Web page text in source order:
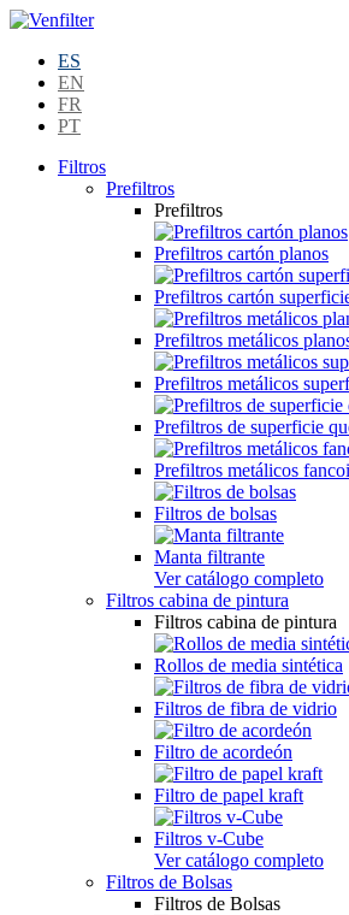
ES
EN
FR
PT
Filtros
Prefiltros
Prefiltros
Prefiltros cartón planos
Prefiltros cartón
Prefiltros metálicos
Prefiltros metálicos
Prefiltros de superficie
Prefiltros metálicos
Filtros de bolsas
Manta filtrante
Ver catálogo completo
Filtros cabina de pintura
Filtros cabina de pintura
Rollos de media sintética
Filtros de fibra de vidrio
Filtro de acordeón
Filtro de papel kraft
Filtros v-Cube
Ver catálogo completo
Filtros de Bolsas
Filtros de Bolsas